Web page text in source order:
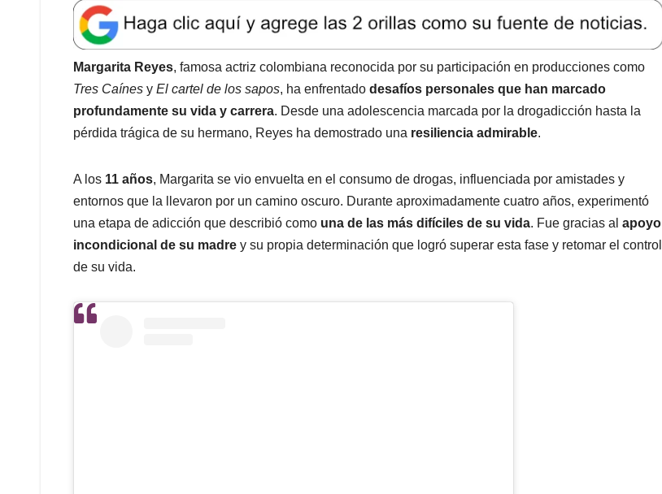
a
t
s
A
p
p
e
b
o
o
k
k
e
d
I
n
l
e
a
d
s
Margarita Reyes, famosa actriz colombiana reconocida por su participación en producciones como
Tres Caínes y El cartel de los sapos, ha enfrentado desafíos personales que han marcado
profundamente su vida y carrera. Desde una adolescencia marcada por la drogadicción hasta la
pérdida trágica de su hermano, Reyes ha demostrado una resiliencia admirable.​
A los 11 años, Margarita se vio envuelta en el consumo de drogas, influenciada por amistades y
entornos que la llevaron por un camino oscuro. Durante aproximadamente cuatro años, experimentó
una etapa de adicción que describió como una de las más difíciles de su vida. Fue gracias al apoyo
incondicional de su madre y su propia determinación que logró superar esta fase y retomar el control
de su vida.